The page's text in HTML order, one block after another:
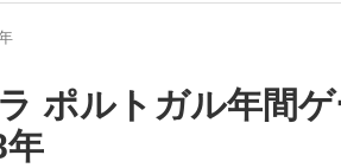
ポルトガル年間
年